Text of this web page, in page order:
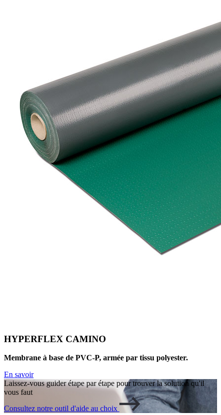
HYPERFLEX CAMINO
Membrane à base de PVC-P, armée par tissu polyester.
En savoir
Laissez-vous guider étape par étape pour trouver la solution qu'il
vous faut
Consultez notre outil d'aide au choix